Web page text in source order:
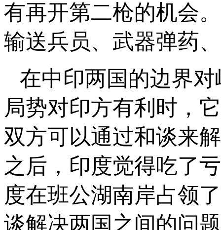
有再开第二枪的机会
输送兵员、武器弹药
在中印两国的边界
局势对印方有利时，
双方可以通过和谈来
之后，印度觉得吃了
度在班公湖南岸占领
谈解决两国之间的问